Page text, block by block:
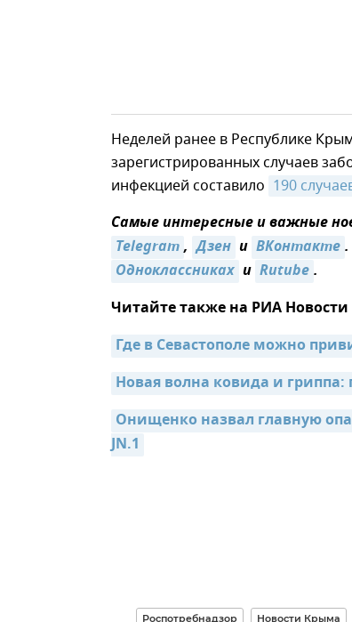
Неделей ранее в Республике
зарегистрированных случаев
инфекцией составило 190
Самые интересные и важные
Telegram, Дзен и ВКонтакте
Одноклассниках и Rutube.
Читайте также на РИА
Где в Севастополе можно
Новая волна ковида и
Онищенко назвал главную
JN.1
Роспотребнадзор Новости Крыма